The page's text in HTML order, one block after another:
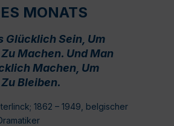
MONATS
Glücklich Sein, Um
Machen. Und Man
Machen, Um
Bleiben.
1862 – 1949, belgischer